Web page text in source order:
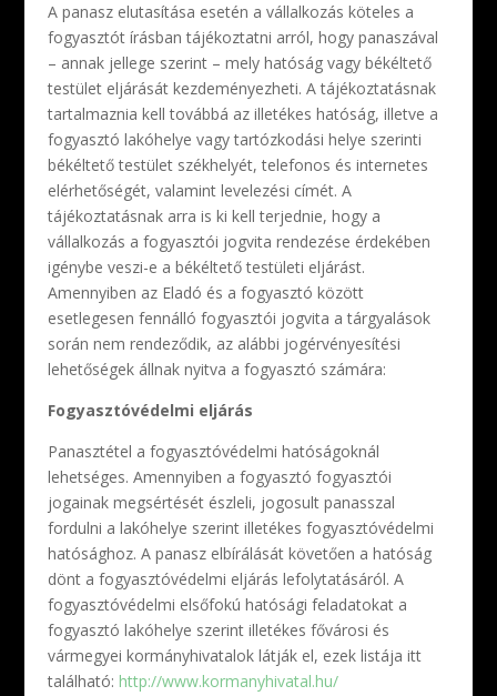
A panasz elutasítása esetén a vállalkozás köteles a
fogyasztót írásban tájékoztatni arról, hogy panaszával
– annak jellege szerint – mely hatóság vagy békéltető
testület eljárását kezdeményezheti. A tájékoztatásnak
tartalmaznia kell továbbá az illetékes hatóság, illetve a
fogyasztó lakóhelye vagy tartózkodási helye szerinti
békéltető testület székhelyét, telefonos és internetes
elérhetőségét, valamint levelezési címét. A
tájékoztatásnak arra is ki kell terjednie, hogy a
vállalkozás a fogyasztói jogvita rendezése érdekében
igénybe veszi-e a békéltető testületi eljárást.
Amennyiben az Eladó és a fogyasztó között
esetlegesen fennálló fogyasztói jogvita a tárgyalások
során nem rendeződik, az alábbi jogérvényesítési
lehetőségek állnak nyitva a fogyasztó számára:
Fogyasztóvédelmi eljárás
Panasztétel a fogyasztóvédelmi hatóságoknál
lehetséges. Amennyiben a fogyasztó fogyasztói
jogainak megsértését észleli, jogosult panasszal
fordulni a lakóhelye szerint illetékes fogyasztóvédelmi
hatósághoz. A panasz elbírálását követően a hatóság
dönt a fogyasztóvédelmi eljárás lefolytatásáról. A
fogyasztóvédelmi elsőfokú hatósági feladatokat a
fogyasztó lakóhelye szerint illetékes fővárosi és
vármegyei kormányhivatalok látják el, ezek listája itt
található: http://www.kormanyhivatal.hu/